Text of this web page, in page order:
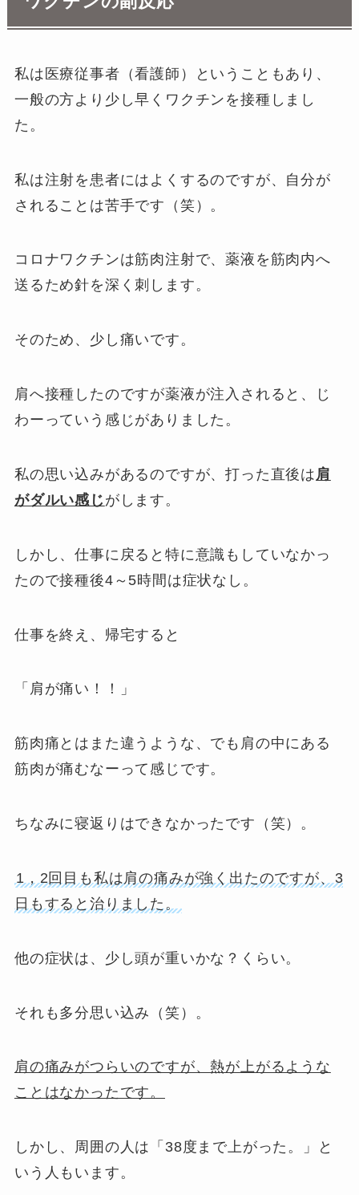
私は医療従事者（看護師）ということもあり、
一般の方より少し早くワクチンを接種しまし
た。
私は注射を患者にはよくするのですが、自分が
されることは苦手です（笑）。
コロナワクチンは筋肉注射で、薬液を筋肉内へ
送るため針を深く刺します。
そのため、少し痛いです。
肩へ接種したのですが薬液が注入されると、じ
わーっていう感じがありました。
私の思い込みがあるのですが、打った直後は 肩
がダルい感じ がします。
しかし、仕事に戻ると特に意識もしていなかっ
たので接種後4～5時間は症状なし。
仕事を終え、帰宅すると
「肩が痛い！！」
筋肉痛とはまた違うような、でも肩の中にある
筋肉が痛むなーって感じです。
ちなみに寝返りはできなかったです（笑）。
1，2回目も私は肩の痛みが強く出たのですが、3
日もすると治りました。
他の症状は、少し頭が重いかな？くらい。
それも多分思い込み（笑）。
肩の痛みがつらいのですが、熱が上がるような
ことはなかったです。
しかし、周囲の人は「38度まで上がった。」と
いう人もいます。